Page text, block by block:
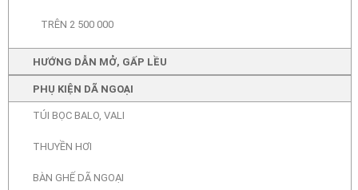
TRÊN 2 500 000
HƯỚNG DẪN MỞ, GẤP LỀU
PHỤ KIỆN DÃ NGOẠI
TÚI BỌC BALO, VALI
THUYỀN HƠI
BÀN GHẾ DÃ NGOẠI